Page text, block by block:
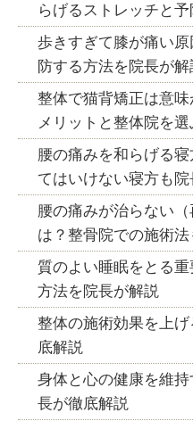
らげるストレッチと
歩きすぎて膝が痛い
防する方法を院長が解
整体で猫背矯正は意
メリットと整体院を
腰の痛みを和らげる
てはいけない寝方も
腰の痛みが治らない
は？整骨院での施術
質のよい睡眠をとる
方法を院長が解説
整体の施術効果を上
底解説
身体と心の健康を維
長が徹底解説